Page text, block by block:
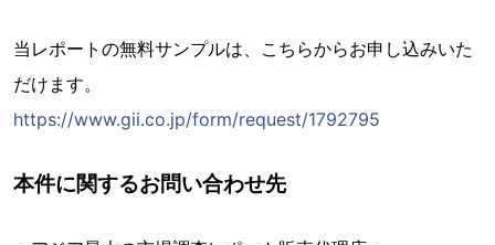
当レポートの無料サンプルは、こちらからお申し込みいた
だけます。
https://www.gii.co.jp/form/request/1792795
本件に関するお問い合わせ先